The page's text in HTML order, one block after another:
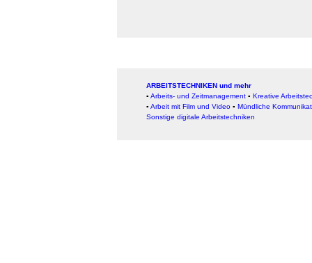
ARBEITSTECHNIKEN und mehr
▪ Arbeits- und Zeitmanagement ▪ Kreative
▪ Arbeit mit Film und Video ▪ Mündliche
Sonstige digitale Arbeitstechniken